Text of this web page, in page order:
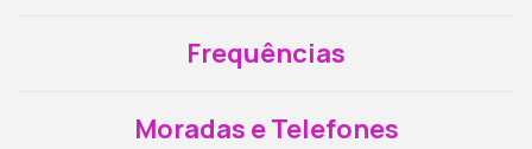
Frequências
Moradas e Telefones